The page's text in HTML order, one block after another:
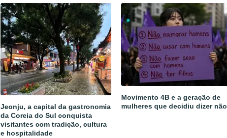
Jeonju, a capital da gastronomia
da Coreia do Sul conquista
visitantes com tradição, cultura
e hospitalidade
Movimento 4B e a geração de
mulheres que decidiu dizer não